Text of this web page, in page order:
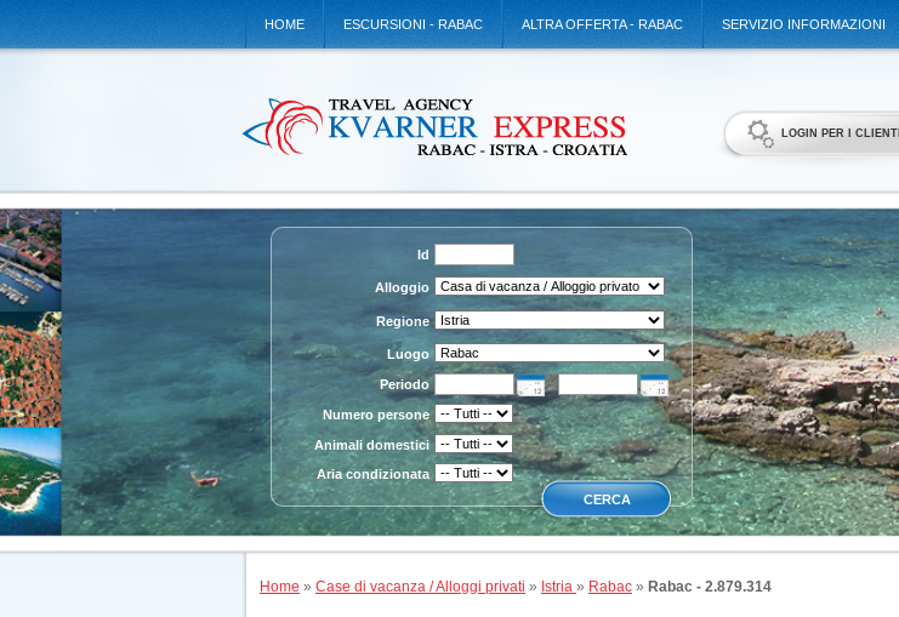
HOME ESCURSIONI - RABAC ALTRA OFFERTA - RABAC SERVIZIO INFORMAZIONI
LOGIN PER I CLIENTI
Id
Alloggio
Regione
Luogo
Periodo
Numero persone
Animali domestici
Aria condizionata
Home » Case di vacanza / Alloggi privati » Istria » Rabac » Rabac - 2.879.314